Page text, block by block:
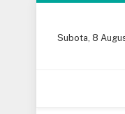
Subota, 8